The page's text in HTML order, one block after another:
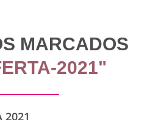
MARCADOS
2021"
2021